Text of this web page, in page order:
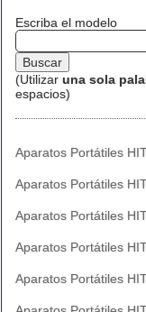
Escriba el modelo
(Utilizar una sola
espacios)
Aparatos Portátiles
Aparatos Portátiles
Aparatos Portátiles
Aparatos Portátiles
Aparatos Portátiles